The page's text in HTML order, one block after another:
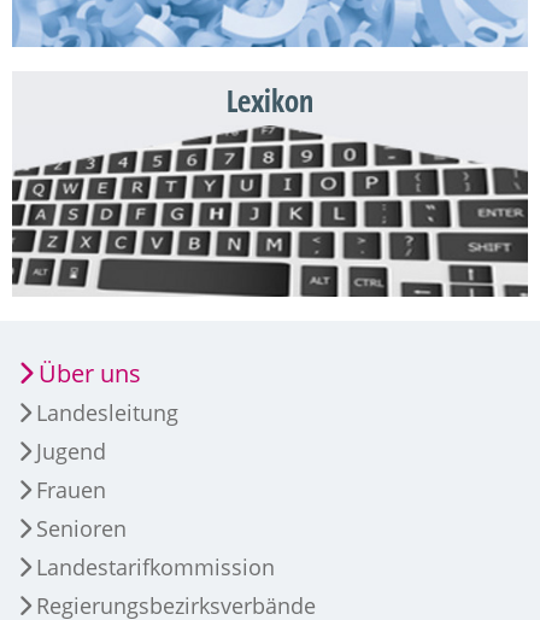
Lexikon
Über uns
Landesleitung
Jugend
Frauen
Senioren
Landestarifkommission
Regierungsbezirksverbände